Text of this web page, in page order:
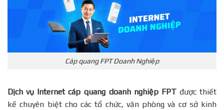
Cáp quang FPT Doanh Nghiệp
Dịch vụ Internet cáp quang doanh nghiệp FPTđược thiết
kế chuyên biệt cho các tổ chức, văn phòng và cơ sở kinh